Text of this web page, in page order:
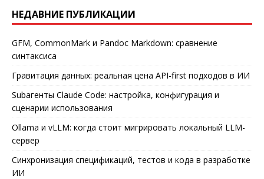
НЕДАВНИЕ ПУБЛИКАЦИИ
GFM, CommonMark и Pandoc Markdown: сравнение
синтаксиса
Гравитация данных: реальная цена API-first подходов в ИИ
Subагенты Claude Code: настройка, конфигурация и
сценарии использования
Ollama и vLLM: когда стоит мигрировать локальный LLM-
сервер
Синхронизация спецификаций, тестов и кода в разработке
ИИ